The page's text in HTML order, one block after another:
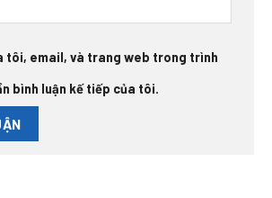
tôi, email, và trang web trong trình
bình luận kế tiếp của tôi.